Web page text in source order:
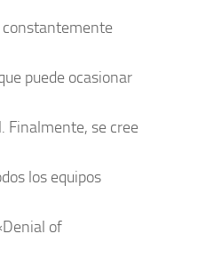
constantemente
puede ocasionar
Finalmente, se cree
los equipos
of